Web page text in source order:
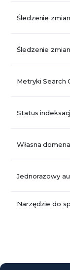
Śledzenie
Śledzenie
Metryki Search
Status
Własna
Jednorazowy
Narzędzie do